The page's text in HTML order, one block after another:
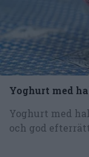
Yoghurt med
Yoghurt med
och god